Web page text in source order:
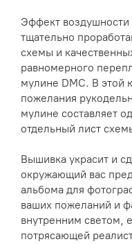
Эффект воздушности
тщательно
схемы и
равномерного
мулине DMC. В этой
пожелания
мулине составляет
отдельный лист
Вышивка украсит и
окружающий вас
альбома для
ваших пожеланий и
внутренним светом,
потрясающей